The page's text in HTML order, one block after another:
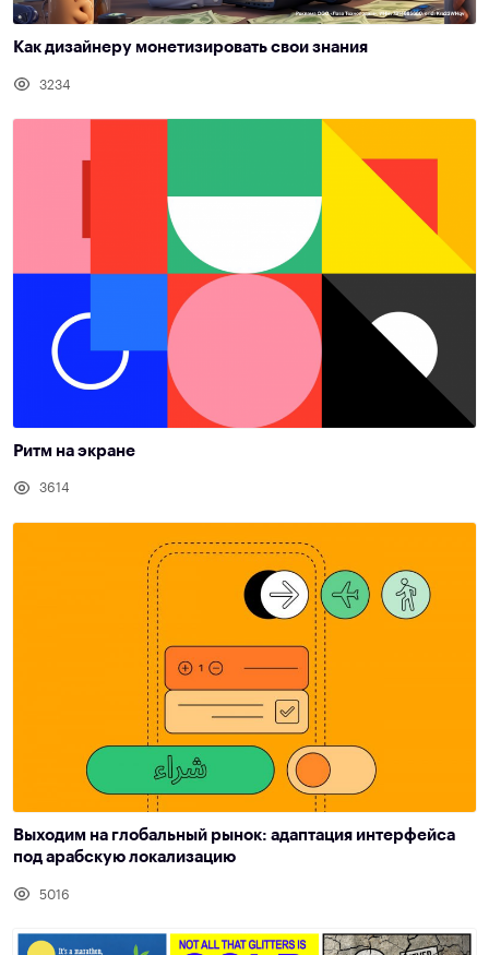
Как дизайнеру монетизировать свои знания
3234
Ритм на экране
3614
Выходим на глобальный рынок: адаптация интерфейса
под арабскую локализацию
5016